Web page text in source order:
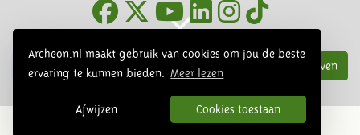
Archeon.nl maakt gebruik van cookies om jou de beste
ervaring te kunnen bieden.
Meer lezen
Afwijzen Cookies toestaan
Inschrijven